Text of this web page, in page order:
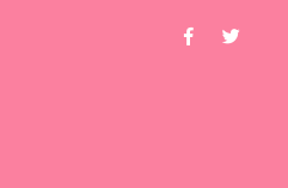
Facebook